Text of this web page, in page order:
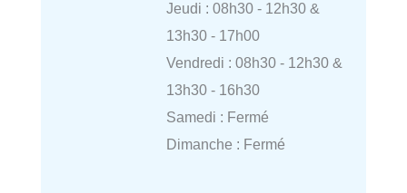
Jeudi : 08h30 - 12h30 &
13h30 - 17h00
Vendredi : 08h30 - 12h30 &
13h30 - 16h30
Samedi : Fermé
Dimanche : Fermé